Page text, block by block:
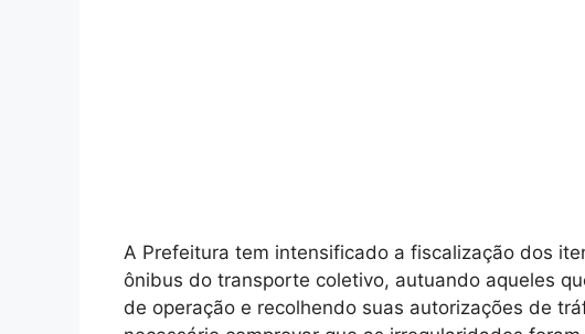
A Prefeitura tem intensificado a fiscalização dos
ônibus do transporte coletivo, autuando aqueles
de operação e recolhendo suas autorizações de